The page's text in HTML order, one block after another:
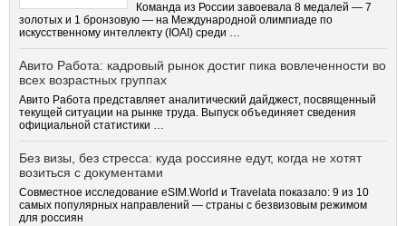
Команда из России завоевала 8 медалей — 7
золотых и 1 бронзовую — на Международной олимпиаде по
искусственному интеллекту (IOAI) среди …
Авито Работа: кадровый рынок достиг пика вовлеченности во
всех возрастных группах
Авито Работа представляет аналитический дайджест, посвященный
текущей ситуации на рынке труда. Выпуск объединяет сведения
официальной статистики …
Без визы, без стресса: куда россияне едут, когда не хотят
возиться с документами
Совместное исследование eSIM.World и Travelata показало: 9 из 10
самых популярных направлений — страны с безвизовым режимом
для россиян